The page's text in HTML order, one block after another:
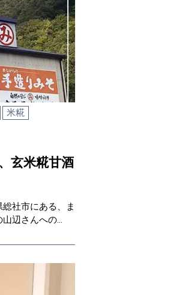
米糀
玄米糀甘酒
社市にある、ま
辺さんへの…